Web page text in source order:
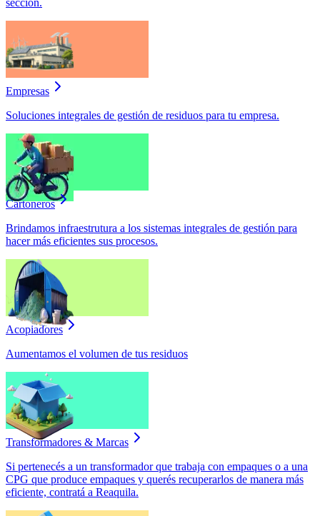
sección.
Empresas
Soluciones integrales de gestión de residuos para tu empresa.
Cartoneros
Brindamos infraestrutura a los sistemas integrales de gestión para
hacer más eficientes sus procesos.
Acopiadores
Aumentamos el volumen de tus residuos
Transformadores & Marcas
Si pertenecés a un transformador que trabaja con empaques o a una
CPG que produce empaques y querés recuperarlos de manera más
eficiente, contratá a Reaquila.